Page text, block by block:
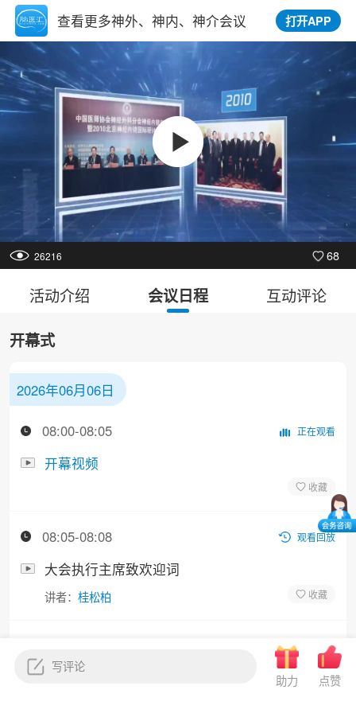
查看更多神外、神内、神介会议 打开APP
00:00 02:37 1.0x
720p
点我发弹幕
26216 68
活动介绍 会议日程 互动评论
开幕式
2026年06月06日
08:00-08:05 正在观看
开幕视频
08:05-08:08 观看回放
大会执行主席致欢迎词
讲者：桂松柏
暂无录播
领导致辞 助力 点赞